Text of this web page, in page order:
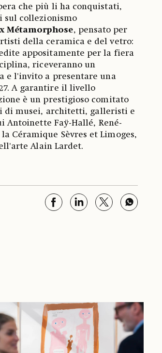
che più li ha conquistati,
sul collezionismo
Métamorphose, pensato per
della ceramica e del vetro:
appositamente per la fiera
riceveranno un
e l'invito a presentare una
A garantire il livello
è un prestigioso comitato
di musei, architetti, galleristi e
Faÿ-Hallé, René-
Céramique Sèvres et Limoges,
Alain Lardet.